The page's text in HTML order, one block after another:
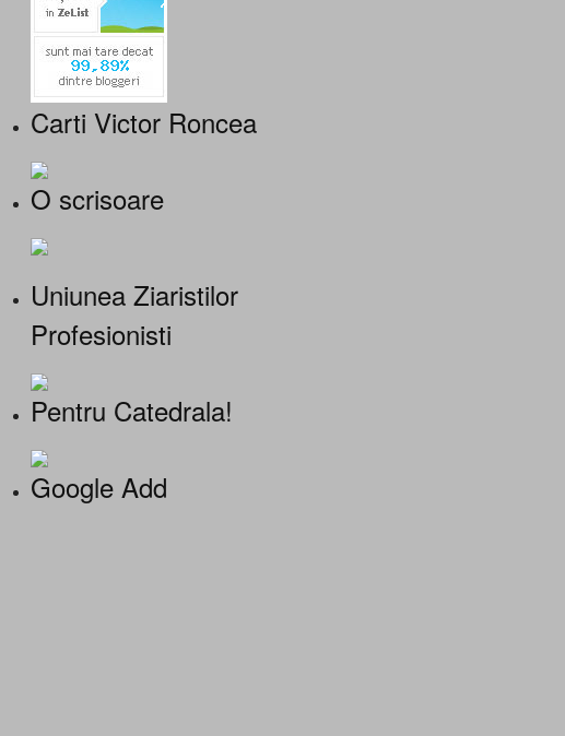
Carti Victor Roncea
O scrisoare
Uniunea Ziaristilor
Profesionisti
Pentru Catedrala!
Google Add